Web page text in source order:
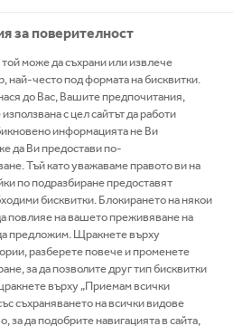
на Пламен:
в
новото, посрещайте
за поверителност
може да съхрани или извлече
често под формата на бисквитки.
до Вас, Вашите предпочитания,
с цел сайтът да работи
информацията не Ви
да Ви предостави по-
Тъй като уважаваме правото ви на
по подразбиране предоставят
бисквитки. Блокирането на някои
повлияе на вашето преживяване на
предложим. Щракнете върху
разберете повече и променете
за да позволите друг тип бисквитки
върху „Приемам всички
съхраняването на всички видове
за да подобрите навигацията в сайта,